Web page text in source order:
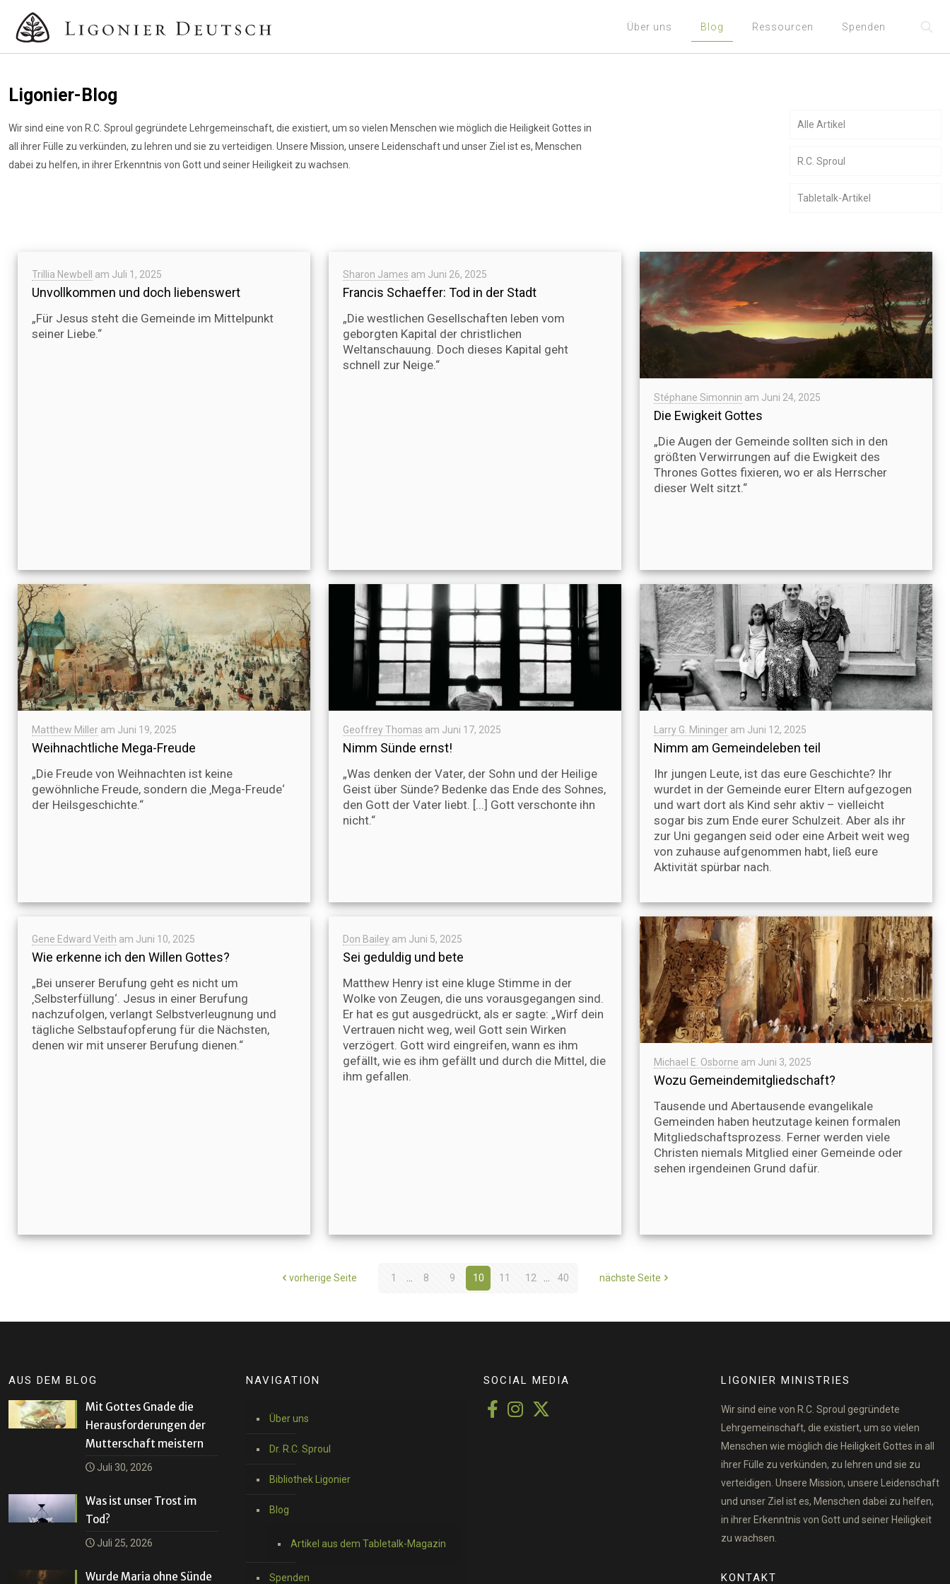
Über uns Blog Ressourcen Spenden
Ligonier-Blog
Wir sind eine von R.C. Sproul gegründete Lehrgemeinschaft, die existiert, um so vielen Menschen wie möglich die Heiligkeit Gottes in
all ihrer Fülle zu verkünden, zu lehren und sie zu verteidigen. Unsere Mission, unsere Leidenschaft und unser Ziel ist es, Menschen
dabei zu helfen, in ihrer Erkenntnis von Gott und seiner Heiligkeit zu wachsen.
Alle Artikel
R.C. Sproul
Tabletalk-Artikel
Trillia Newbell am Juli 1, 2025
Unvollkommen und doch liebenswert
„Für Jesus steht die Gemeinde im Mittelpunkt
seiner Liebe.“
Sharon James am Juni 26, 2025
Francis Schaeffer: Tod in der Stadt
„Die westlichen Gesellschaften leben vom
geborgten Kapital der christlichen
Weltanschauung. Doch dieses Kapital geht
schnell zur Neige.“
Stéphane Simonnin am Juni 24, 2025
Die Ewigkeit Gottes
„Die Augen der Gemeinde sollten sich in den
größten Verwirrungen auf die Ewigkeit des
Thrones Gottes fixieren, wo er als Herrscher
dieser Welt sitzt.“
Matthew Miller am Juni 19, 2025
Weihnachtliche Mega-Freude
„Die Freude von Weihnachten ist keine
gewöhnliche Freude, sondern die ‚Mega-Freude‘
der Heilsgeschichte.“
Geoffrey Thomas am Juni 17, 2025
Nimm Sünde ernst!
„Was denken der Vater, der Sohn und der Heilige
Geist über Sünde? Bedenke das Ende des Sohnes,
den Gott der Vater liebt. [...] Gott verschonte ihn
nicht.“
Larry G. Mininger am Juni 12, 2025
Nimm am Gemeindeleben teil
Ihr jungen Leute, ist das eure Geschichte? Ihr
wurdet in der Gemeinde eurer Eltern aufgezogen
und wart dort als Kind sehr aktiv – vielleicht
sogar bis zum Ende eurer Schulzeit. Aber als ihr
zur Uni gegangen seid oder eine Arbeit weit weg
von zuhause aufgenommen habt, ließ eure
Aktivität spürbar nach.
Gene Edward Veith am Juni 10, 2025
Wie erkenne ich den Willen Gottes?
„Bei unserer Berufung geht es nicht um
‚Selbsterfüllung‘. Jesus in einer Berufung
nachzufolgen, verlangt Selbstverleugnung und
tägliche Selbstaufopferung für die Nächsten,
denen wir mit unserer Berufung dienen.“
Don Bailey am Juni 5, 2025
Sei geduldig und bete
Matthew Henry ist eine kluge Stimme in der
Wolke von Zeugen, die uns vorausgegangen sind.
Er hat es gut ausgedrückt, als er sagte: „Wirf dein
Vertrauen nicht weg, weil Gott sein Wirken
verzögert. Gott wird eingreifen, wann es ihm
gefällt, wie es ihm gefällt und durch die Mittel, die
ihm gefallen.
Michael E. Osborne am Juni 3, 2025
Wozu Gemeindemitgliedschaft?
Tausende und Abertausende evangelikale
Gemeinden haben heutzutage keinen formalen
Mitgliedschaftsprozess. Ferner werden viele
Christen niemals Mitglied einer Gemeinde oder
sehen irgendeinen Grund dafür.
vorherige Seite 1 8 9 10 11 12 40 nächste Seite
AUS DEM BLOG
Mit Gottes Gnade die
Herausforderungen der
Mutterschaft meistern
Juli 30, 2026
Was ist unser Trost im
Tod?
Juli 25, 2026
Wurde Maria ohne Sünde
NAVIGATION
Über uns
Dr. R.C. Sproul
Bibliothek Ligonier
Blog
Artikel aus dem Tabletalk-Magazin
Spenden
SOCIAL MEDIA LIGONIER MINISTRIES
Wir sind eine von R.C. Sproul gegründete
Lehrgemeinschaft, die existiert, um so vielen
Menschen wie möglich die Heiligkeit Gottes in all
ihrer Fülle zu verkünden, zu lehren und sie zu
verteidigen. Unsere Mission, unsere Leidenschaft
und unser Ziel ist es, Menschen dabei zu helfen,
in ihrer Erkenntnis von Gott und seiner Heiligkeit
zu wachsen.
KONTAKT